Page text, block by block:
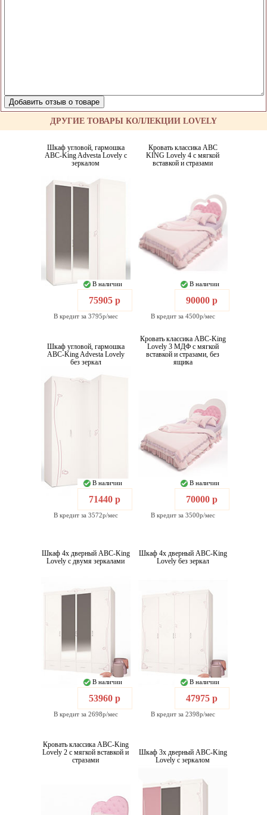
ДРУГИЕ ТОВАРЫ КОЛЛЕКЦИИ LOVELY
Шкаф угловой, гармошка
ABC-King Advesta Lovely с
зеркалом
В наличии
75905 р
В кредит за 3795р/мес
Кровать классика ABC
KING Lovely 4 с мягкой
вставкой и стразами
В наличии
90000 р
В кредит за 4500р/мес
Шкаф угловой, гармошка
ABC-King Advesta Lovely
без зеркал
В наличии
71440 р
В кредит за 3572р/мес
Кровать классика ABC-King
Lovely 3 МДФ с мягкой
вставкой и стразами, без
ящика
В наличии
70000 р
В кредит за 3500р/мес
Шкаф 4х дверный ABC-King
Lovely с двумя зеркалами
В наличии
53960 р
В кредит за 2698р/мес
Шкаф 4х дверный ABC-King
Lovely без зеркал
В наличии
47975 р
В кредит за 2398р/мес
Кровать классика ABC-King
Lovely 2 с мягкой вставкой и
стразами
Шкаф 3х дверный ABC-King
Lovely с зеркалом